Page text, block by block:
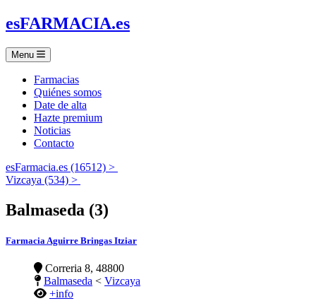
esFARMACIA.es
Menu
Farmacias
Quiénes somos
Date de alta
Hazte premium
Noticias
Contacto
esFarmacia.es (16512) >
Vizcaya (534) >
Balmaseda (3)
Farmacia Aguirre Bringas Itziar
Correria 8, 48800
Balmaseda < Vizcaya
+info